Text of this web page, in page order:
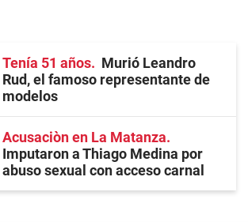
Tenía 51 años
Murió Leandro
Rud, el famoso representante de
modelos
Acusaciòn en La Matanza
Imputaron a Thiago Medina por
abuso sexual con acceso carnal